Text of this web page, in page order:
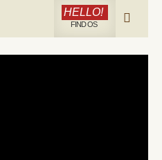
HELLO!
FIND OS